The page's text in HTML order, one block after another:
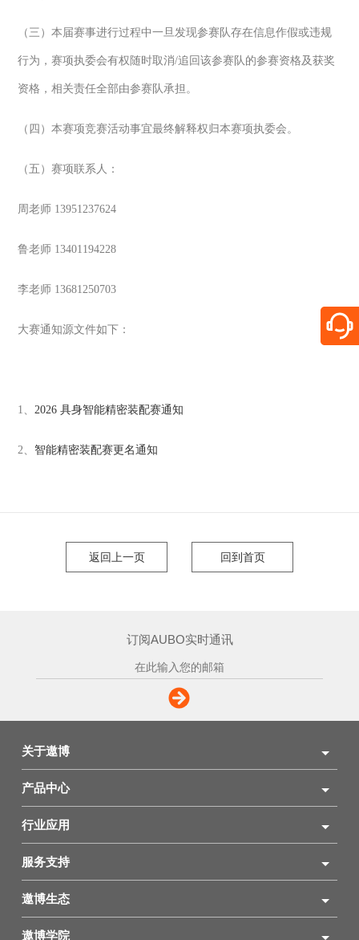
（三）本届赛事进行过程中一旦发现参赛队存在信息作假或违规
行为，赛项执委会有权随时取消/追回该参赛队的参赛资格及获奖
资格，相关责任全部由参赛队承担。
（四）本赛项竞赛活动事宜最终解释权归本赛项执委会。
（五）赛项联系人：
周老师 13951237624
鲁老师 13401194228
李老师 13681250703
大赛通知源文件如下：
1、2026 具身智能精密装配赛通知
2、 智能精密装配赛更名通知
返回上一页 回到首页
订阅AUBO实时通讯
关于遨博
产品中心
行业应用
服务支持
遨博生态
遨博学院